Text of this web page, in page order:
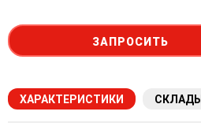
ЗАПРОСИТЬ
ХАРАКТЕРИСТИКИ СКЛАДЫ